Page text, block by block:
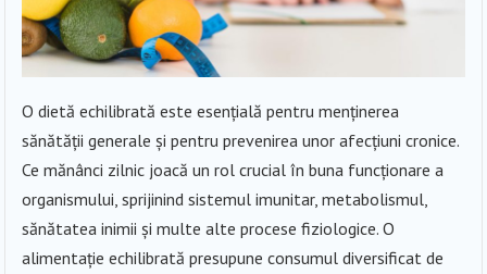
O dietă echilibrată este esențială pentru menținerea
sănătății generale și pentru prevenirea unor afecțiuni cronice.
Ce mănânci zilnic joacă un rol crucial în buna funcționare a
organismului, sprijinind sistemul imunitar, metabolismul,
sănătatea inimii și multe alte procese fiziologice. O
alimentație echilibrată presupune consumul diversificat de